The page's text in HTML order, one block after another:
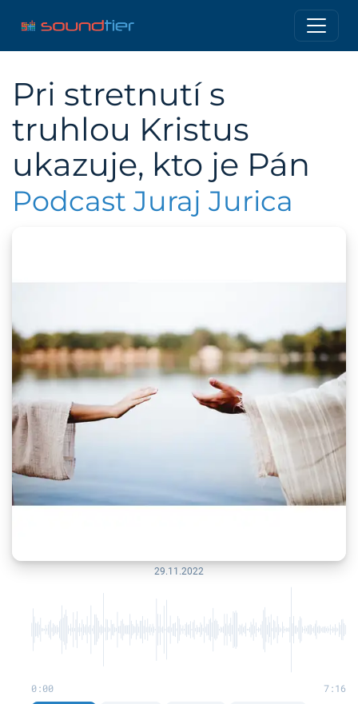
Pri stretnutí s
truhlou Kristus
ukazuje, kto je Pán
Podcast Juraj Jurica
29.11.2022
0:00 7:16